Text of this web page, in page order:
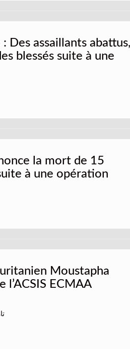
Des assaillants abattus,
blessés suite à une
la mort de 15
à une opération
Moustapha
l’ACSIS ECMAA